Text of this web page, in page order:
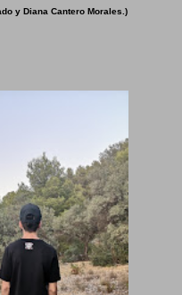
y Diana Cantero Morales.)